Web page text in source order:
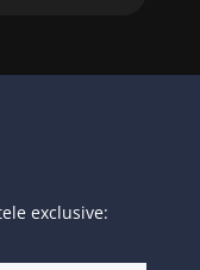
exclusive: